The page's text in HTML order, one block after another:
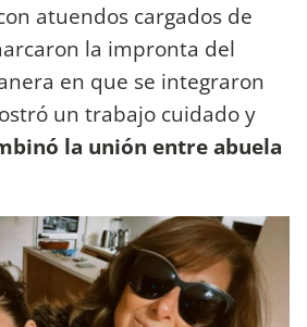
atuendos cargados de
la impronta del
en que se integraron
un trabajo cuidado y
la unión entre abuela